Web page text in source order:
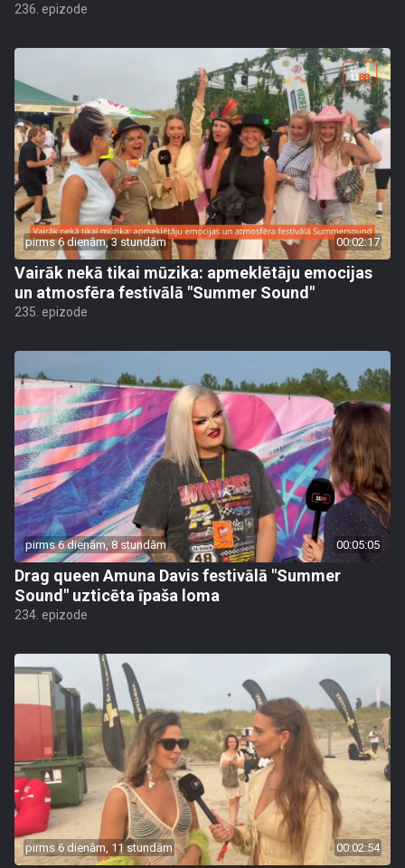
236. epizode
pirms 6 dienām, 3 stundām 00:02:17
Vairāk nekā tikai mūzika: apmeklētāju emocijas
un atmosfēra festivālā "Summer Sound"
235. epizode
pirms 6 dienām, 8 stundām 00:05:05
Drag queen Amuna Davis festivālā "Summer
Sound" uzticēta īpaša loma
234. epizode
pirms 6 dienām, 11 stundām 00:02:54